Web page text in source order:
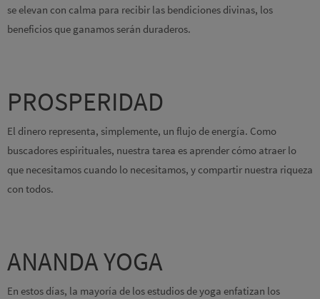
se elevan con calma para recibir las bendiciones divinas, los
beneficios que ganamos serán duraderos.
PROSPERIDAD
El dinero representa, simplemente, un flujo de energía. Como
buscadores espirituales, nuestra tarea es aprender cómo atraer lo
que necesitamos cuando lo necesitamos, y compartir nuestra riqueza
con todos.
ANANDA YOGA
En estos días, la mayoría de los estudios de yoga enfatizan los